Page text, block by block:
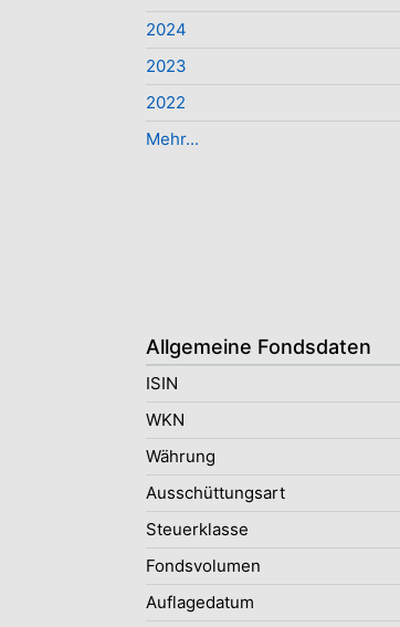
2024
2023
2022
Mehr...
Allgemeine Fondsdaten
ISIN
WKN
Währung
Ausschüttungsart
Steuerklasse
Fondsvolumen
Auflagedatum